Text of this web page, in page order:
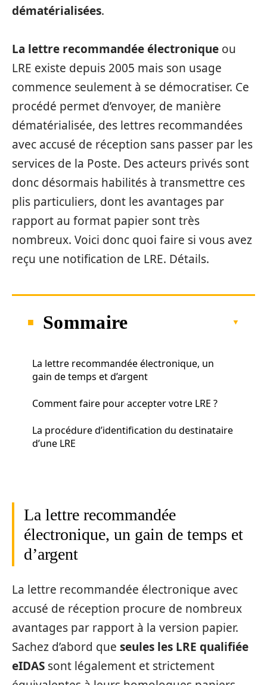
dématérialisées.
La lettre recommandée électronique ou
LRE existe depuis 2005 mais son usage
commence seulement à se démocratiser. Ce
procédé permet d’envoyer, de manière
dématérialisée, des lettres recommandées
avec accusé de réception sans passer par les
services de la Poste. Des acteurs privés sont
donc désormais habilités à transmettre ces
plis particuliers, dont les avantages par
rapport au format papier sont très
nombreux. Voici donc quoi faire si vous avez
reçu une notification de LRE. Détails.
Sommaire
La lettre recommandée électronique, un
gain de temps et d’argent
Comment faire pour accepter votre LRE ?
La procédure d’identification du destinataire
d’une LRE
La lettre recommandée
électronique, un gain de temps et
d’argent
La lettre recommandée électronique avec
accusé de réception procure de nombreux
avantages par rapport à la version papier.
Sachez d’abord que seules les LRE qualifiée
eIDAS sont légalement et strictement